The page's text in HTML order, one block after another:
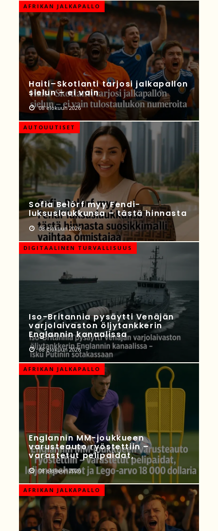
AFRIKAN JALKAPALLO
Haiti–Skotlanti tarjosi jalkapallon
sielun – ei vain
08 elokuun 2026
AUTOUUTISET
Sofia Belórf myy Fendi-
luksuslaukkunsa – tästä hinnasta
08 elokuun 2026
DIGITAALINEN TURVALLISUUS
Iso-Britannia pysäytti Venäjän
varjolaivaston öljytankkerin
Englannin kanaalissa
08 elokuun 2026
AFRIKAN JALKAPALLO
Englannin MM-joukkueen
varusteauto ryöstettiin –
varastetut pelipaidat,
08 elokuun 2026
AFRIKAN JALKAPALLO